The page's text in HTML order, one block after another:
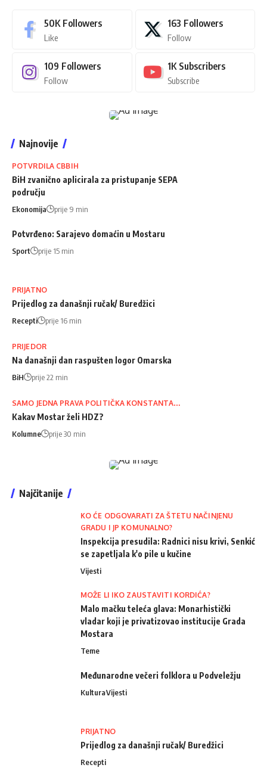
50K Followers
Like
163 Followers
Follow
109 Followers
Follow
1K Subscribers
Subscribe
Najnovije
POTVRDILA CBBIH
BiH zvanično aplicirala za pristupanje SEPA
području
Ekonomija prije 9 min
Potvrđeno: Sarajevo domaćin u Mostaru
Sport prije 15 min
PRIJATNO
Prijedlog za današnji ručak/ Buredžici
Recepti prije 16 min
PRIJEDOR
Na današnji dan raspušten logor Omarska
BiH prije 22 min
SAMO JEDNA PRAVA POLITIČKA KONSTANTA…
Kakav Mostar želi HDZ?
Kolumne prije 30 min
Najčitanije
KO ĆE ODGOVARATI ZA ŠTETU NAČINJENU
GRADU I JP KOMUNALNO?
Inspekcija presudila: Radnici nisu krivi, Senkić
se zapetljala k'o pile u kučine
Vijesti
MOŽE LI IKO ZAUSTAVITI KORDIĆA?
Malo mačku teleća glava: Monarhistički
vladar koji je privatizovao institucije Grada
Mostara
Teme
Međunarodne večeri folklora u Podveležju
KulturaVijesti
PRIJATNO
Prijedlog za današnji ručak/ Buredžici
Recepti